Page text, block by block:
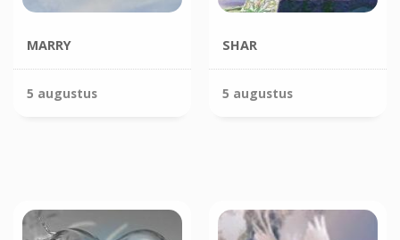
MARRY
5 augustus
SHAR
5 augustus